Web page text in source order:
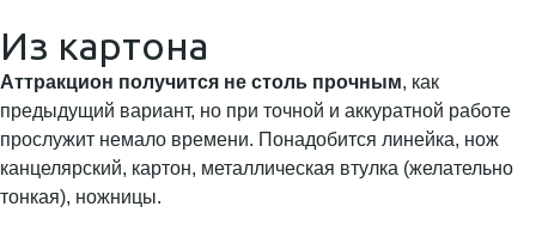
Из картона
Аттракцион получится не столь прочным, как
предыдущий вариант, но при точной и аккуратной работе
прослужит немало времени. Понадобится линейка, нож
канцелярский, картон, металлическая втулка (желательно
тонкая), ножницы.